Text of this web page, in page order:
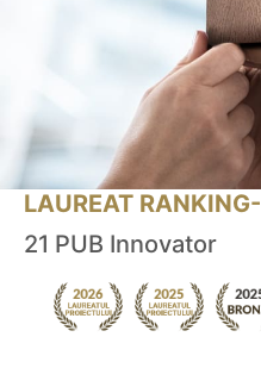
LAUREAT
21 PUB Innovator